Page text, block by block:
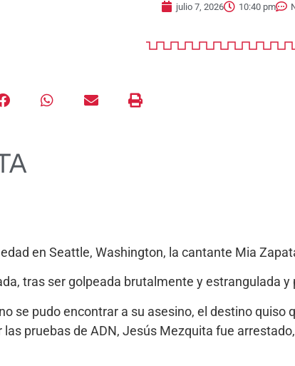
julio 7, 2026 10:40 pm
en Seattle, Washington, la cantante Mia
tras ser golpeada brutalmente y estrangulada
se pudo encontrar a su asesino, el destino
las pruebas de ADN, Jesús Mezquita fue